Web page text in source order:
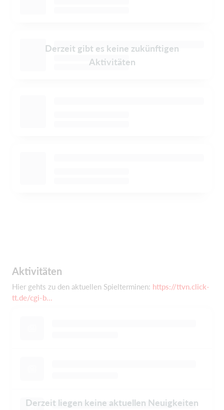
Derzeit gibt es keine zukünftigen
Aktivitäten
Aktivitäten
Hier gehts zu den aktuellen Spielterminen: https://ttvn.click-
tt.de/cgi-b...
Derzeit liegen keine aktuellen Neuigkeiten